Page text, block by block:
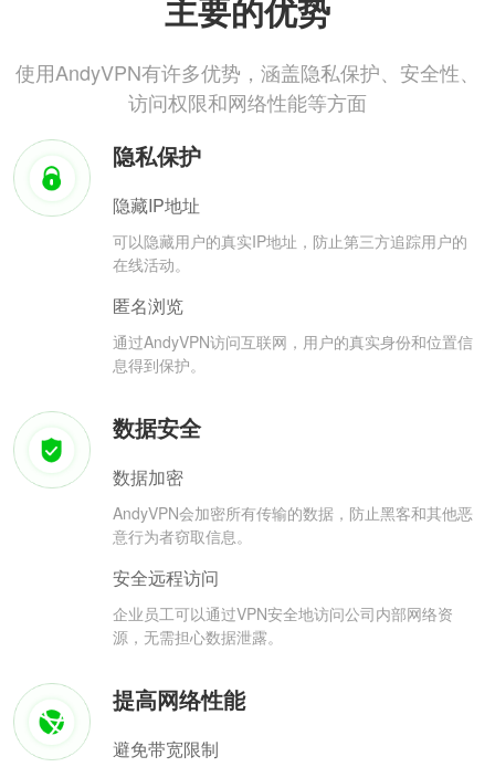
主要的优势
使用AndyVPN有许多优势，涵盖隐私保护、安全性、
访问权限和网络性能等方面
隐私保护
隐藏IP地址
可以隐藏用户的真实IP地址，防止第三方追踪用户的
在线活动。
匿名浏览
通过AndyVPN访问互联网，用户的真实身份和位置信
息得到保护。
数据安全
数据加密
AndyVPN会加密所有传输的数据，防止黑客和其他恶
意行为者窃取信息。
安全远程访问
企业员工可以通过VPN安全地访问公司内部网络资
源，无需担心数据泄露。
提高网络性能
避免带宽限制